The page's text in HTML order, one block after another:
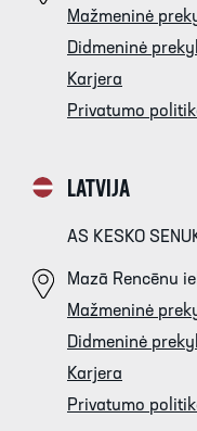
Mažmeninė
Didmeninė
Karjera
Privatumo
LATVIJA
AS KESKO
Mazā Rencēnu
Mažmeninė
Didmeninė
Karjera
Privatumo